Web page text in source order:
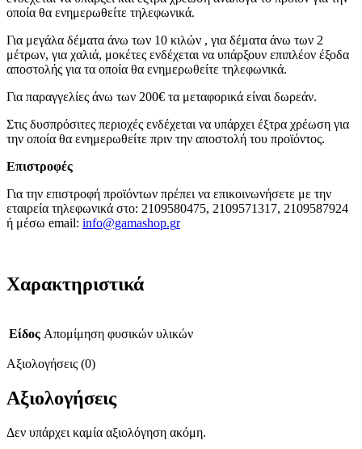
οποία θα ενημερωθείτε τηλεφωνικά.
Για μεγάλα δέματα άνω των 10 κιλών , για δέματα άνω των 2
μέτρων, για χαλιά, μοκέτες ενδέχεται να υπάρξουν επιπλέον έξοδα
αποστολής για τα οποία θα ενημερωθείτε τηλεφωνικά.
Για παραγγελίες άνω των 200€ τα μεταφορικά είναι δωρεάν.
Στις δυσπρόσιτες περιοχές ενδέχεται να υπάρχει έξτρα χρέωση για
την οποία θα ενημερωθείτε πριν την αποστολή του προϊόντος.
Επιστροφές
Για την επιστροφή προϊόντων πρέπει να επικοινωνήσετε με την
εταιρεία τηλεφωνικά στο: 2109580475, 2109571317, 2109587924
ή μέσω email: info@gamashop.gr
Χαρακτηριστικά
Είδος Απομίμηση φυσικών υλικών
Αξιολογήσεις (0)
Αξιολογήσεις
Δεν υπάρχει καμία αξιολόγηση ακόμη.